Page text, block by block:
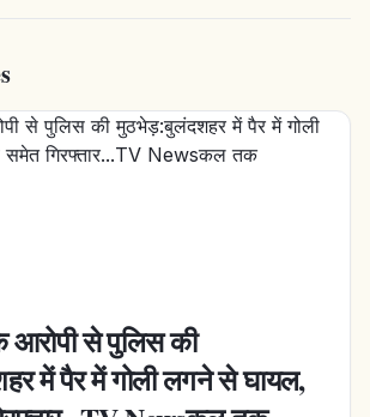
से पुलिस की
में पैर में गोली लगने से घायल,